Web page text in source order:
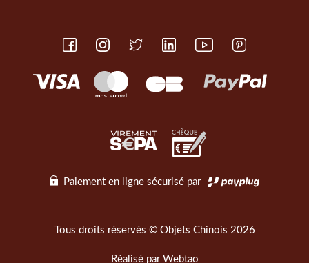
Paiement en ligne sécurisé par
Tous droits réservés © Objets Chinois 2026
Réalisé par Webtao